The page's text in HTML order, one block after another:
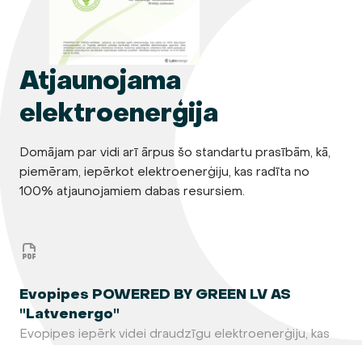
Atjaunojama
elektroenerģija
Domājam par vidi arī ārpus šo standartu prasībām, kā,
piemēram, iepērkot elektroenerģiju, kas radīta no
100% atjaunojamiem dabas resursiem.
Evopipes POWERED BY GREEN LV AS
"Latvenergo"
Evopipes iepērk videi draudzīgu elektroenerģiju, kas